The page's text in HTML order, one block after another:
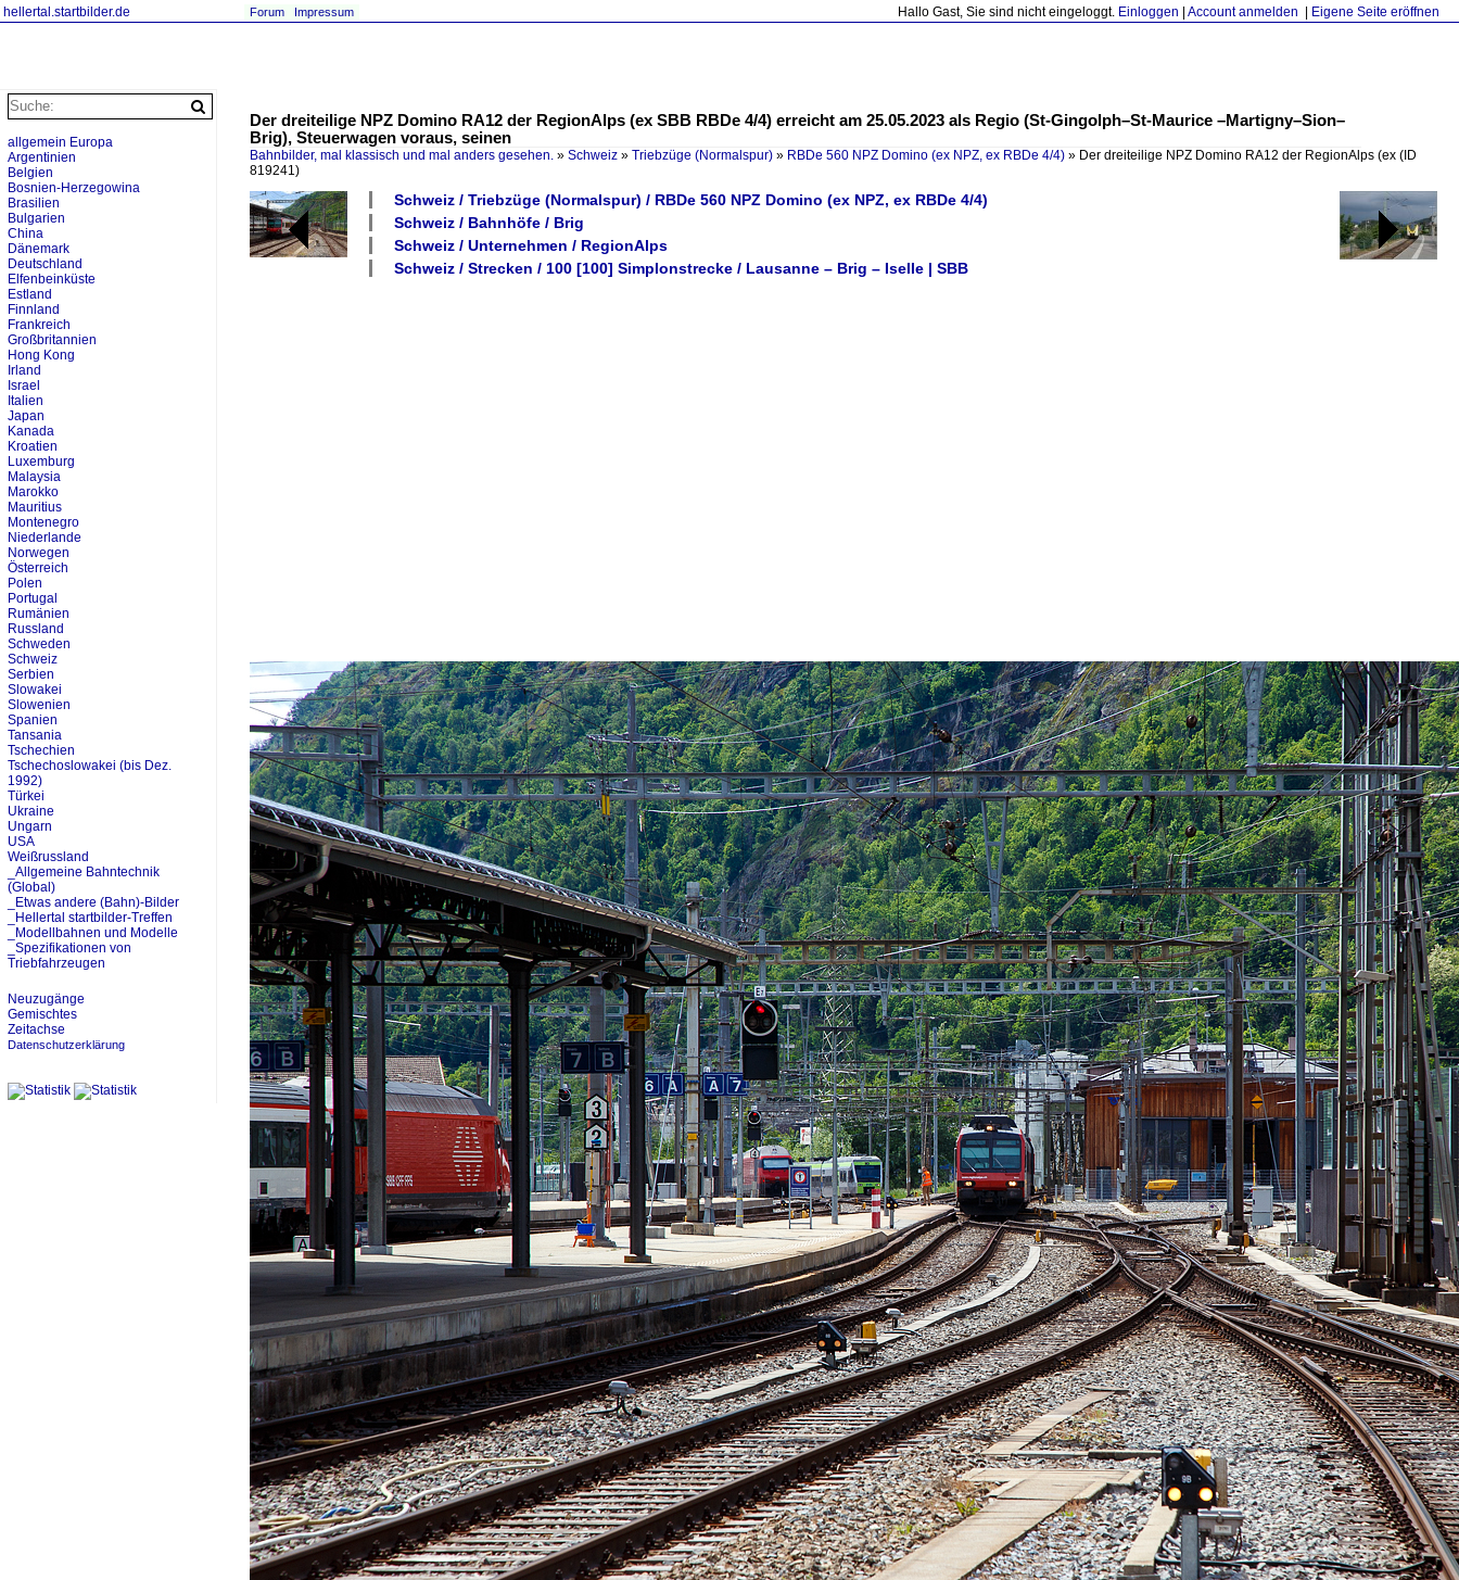
hellertal.startbilder.de Hallo Gast, Sie sind nicht eingeloggt. Einloggen Account anmelden Eigene Seite eröffnen
Forum Impressum
Der dreiteilige NPZ Domino RA12 der RegionAlps (ex SBB RBDe 4/4) erreicht am 25.05.2023 als Regio (St-Gingolph–St-Maurice –Martigny–Sion–
Brig), Steuerwagen voraus, seinen
Bahnbilder, mal klassisch und mal anders gesehen. » Schweiz » Triebzüge (Normalspur) » RBDe 560 NPZ Domino (ex NPZ, ex RBDe 4/4) » Der dreiteilige NPZ Domino RA12 der RegionAlps (ex (ID
819241)
Schweiz / Triebzüge (Normalspur) / RBDe 560 NPZ Domino (ex NPZ, ex RBDe 4/4)
Schweiz / Bahnhöfe / Brig
Schweiz / Unternehmen / RegionAlps
Schweiz / Strecken / 100 [100] Simplonstrecke / Lausanne – Brig – Iselle | SBB
allgemein Europa
Argentinien
Belgien
Bosnien-Herzegowina
Brasilien
Bulgarien
China
Dänemark
Deutschland
Elfenbeinküste
Estland
Finnland
Frankreich
Großbritannien
Hong Kong
Irland
Israel
Italien
Japan
Kanada
Kroatien
Luxemburg
Malaysia
Marokko
Mauritius
Montenegro
Niederlande
Norwegen
Österreich
Polen
Portugal
Rumänien
Russland
Schweden
Schweiz
Serbien
Slowakei
Slowenien
Spanien
Tansania
Tschechien
Tschechoslowakei (bis Dez.
1992)
Türkei
Ukraine
Ungarn
USA
Weißrussland
_Allgemeine Bahntechnik
(Global)
_Etwas andere (Bahn)-Bilder
_Hellertal startbilder-Treffen
_Modellbahnen und Modelle
_Spezifikationen von
Triebfahrzeugen
Neuzugänge
Gemischtes
Zeitachse
Datenschutzerklärung